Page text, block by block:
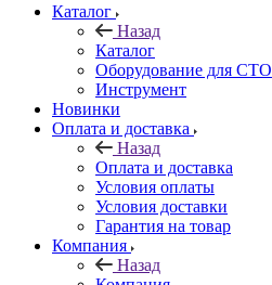
Каталог
Назад
Каталог
Оборудование для СТО
Инструмент
Новинки
Оплата и доставка
Назад
Оплата и доставка
Условия оплаты
Условия доставки
Гарантия на товар
Компания
Назад